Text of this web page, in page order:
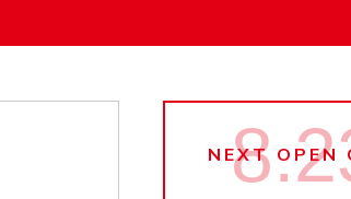
NEXT OPEN